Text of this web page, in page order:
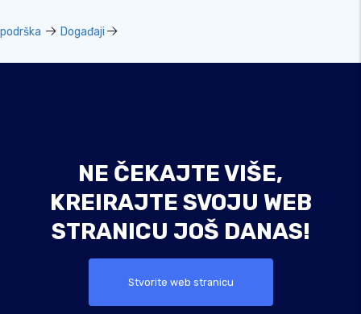
podrška Događaji
NE ČEKAJTE VIŠE,
KREIRAJTE SVOJU WEB
STRANICU JOŠ DANAS!
Stvorite web stranicu